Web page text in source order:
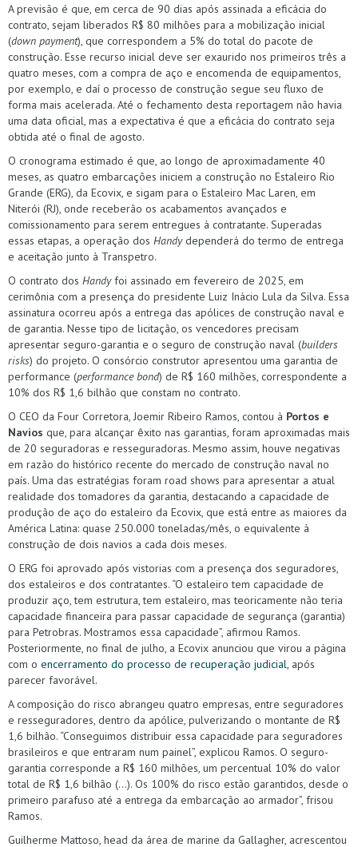
A previsão é que, em cerca de 90 dias após assinada a eficácia do
contrato, sejam liberados R$ 80 milhões para a mobilização inicial
(down payment), que correspondem a 5% do total do pacote de
construção. Esse recurso inicial deve ser exaurido nos primeiros três a
quatro meses, com a compra de aço e encomenda de equipamentos,
por exemplo, e daí o processo de construção segue seu fluxo de
forma mais acelerada. Até o fechamento desta reportagem não havia
uma data oficial, mas a expectativa é que a eficácia do contrato seja
obtida até o final de agosto.
O cronograma estimado é que, ao longo de aproximadamente 40
meses, as quatro embarcações iniciem a construção no Estaleiro Rio
Grande (ERG), da Ecovix, e sigam para o Estaleiro Mac Laren, em
Niterói (RJ), onde receberão os acabamentos avançados e
comissionamento para serem entregues à contratante. Superadas
essas etapas, a operação dos Handydependerá do termo de entrega
e aceitação junto à Transpetro.
O contrato dos Handyfoi assinado em fevereiro de 2025, em
cerimônia com a presença do presidente Luiz Inácio Lula da Silva. Essa
assinatura ocorreu após a entrega das apólices de construção naval e
de garantia. Nesse tipo de licitação, os vencedores precisam
apresentar seguro-garantia e o seguro de construção naval (builders
risks) do projeto. O consórcio construtor apresentou uma garantia de
performance (performance bond) de R$ 160 milhões, correspondente a
10% dos R$ 1,6 bilhão que constam no contrato.
O CEO da Four Corretora, Joemir Ribeiro Ramos, contou à Portos e
Navios que, para alcançar êxito nas garantias, foram aproximadas mais
de 20 seguradoras e resseguradoras. Mesmo assim, houve negativas
em razão do histórico recente do mercado de construção naval no
país. Uma das estratégias foram road shows para apresentar a atual
realidade dos tomadores da garantia, destacando a capacidade de
produção de aço do estaleiro da Ecovix, que está entre as maiores da
América Latina: quase 250.000 toneladas/mês, o equivalente à
construção de dois navios a cada dois meses.
O ERG foi aprovado após vistorias com a presença dos seguradores,
dos estaleiros e dos contratantes. “O estaleiro tem capacidade de
produzir aço, tem estrutura, tem estaleiro, mas teoricamente não teria
capacidade financeira para passar capacidade de segurança (garantia)
para Petrobras. Mostramos essa capacidade”, afirmou Ramos.
Posteriormente, no final de julho, a Ecovix anunciou que virou a página
com o encerramento do processo de recuperação judicial, após
parecer favorável.
A composição do risco abrangeu quatro empresas, entre seguradores
e resseguradores, dentro da apólice, pulverizando o montante de R$
1,6 bilhão. “Conseguimos distribuir essa capacidade para seguradores
brasileiros e que entraram num painel”, explicou Ramos. O seguro-
garantia corresponde a R$ 160 milhões, um percentual 10% do valor
total de R$ 1,6 bilhão (…). Os 100% do risco estão garantidos, desde o
primeiro parafuso até a entrega da embarcação ao armador”, frisou
Ramos.
Guilherme Mattoso, head da área de marine da Gallagher, acrescentou